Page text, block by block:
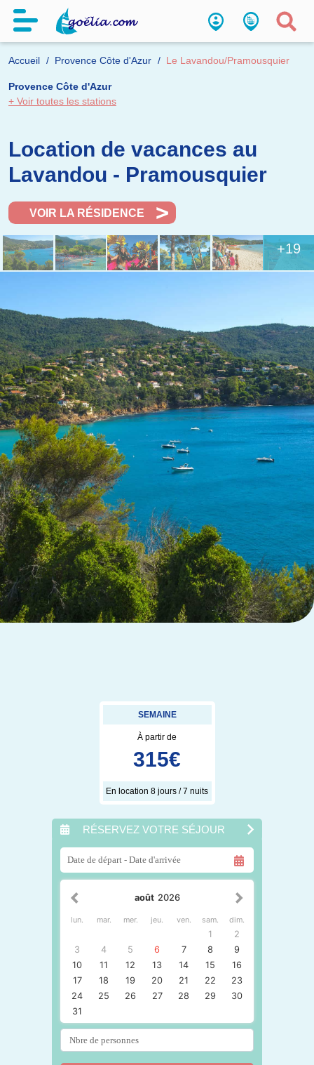
Accueil Provence Côte d'Azur Le Lavandou/Pramousquier
Provence Côte d'Azur
+ Voir toutes les stations
Location de vacances au
Lavandou - Pramousquier
VOIR LA RÉSIDENCE
+19
SEMAINE
À partir de
315€
En location 8 jours / 7 nuits
RÉSERVEZ VOTRE SÉJOUR
août 2026
lun. mar. mer. jeu. ven. sam. dim.
1
2
3
4 5 6 7 8
9
10
11 12 13 14 15
16
17
18 19 20 21 22
23
24
25 26 27 28 29
30
31